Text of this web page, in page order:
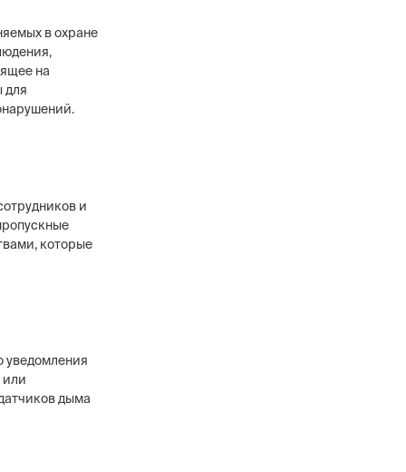
в охране
на
для
и
которые
уведомления
или
дыма